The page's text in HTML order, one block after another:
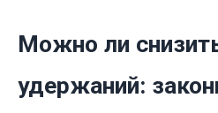
Можно ли
удержаний: